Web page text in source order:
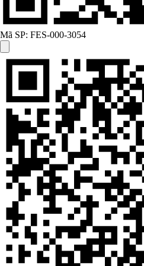
Mã SP: FES-000-3054